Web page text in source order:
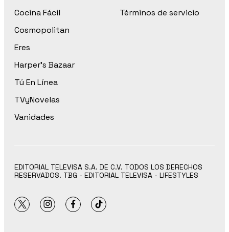
Cocina Fácil
Cosmopolitan
Eres
Harper’s Bazaar
Tú En Línea
TVyNovelas
Vanidades
Términos de servicio
EDITORIAL TELEVISA S.A. DE C.V. TODOS LOS DERECHOS
RESERVADOS. TBG - EDITORIAL TELEVISA - LIFESTYLES
twitterinstagram
facebooktiktok